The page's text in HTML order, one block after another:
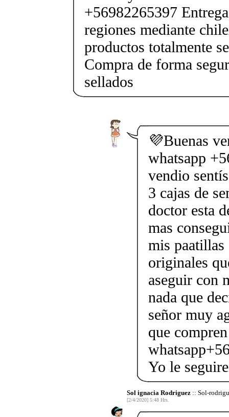
+56982265397
regiones mediante
productos totalmente
Compra de forma
sellados
💜Buenas
whatsapp
vendio
3 cajas de
doctor esta
mas
mis paatillas
originales
aseguir con
nada que
señor muy
que
Yo le
Sol ignacia Rodriguez:: Sol-
[2/4/2020] 5:48 Hrs.